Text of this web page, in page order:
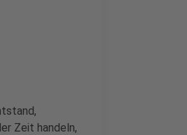
Zeit handeln,